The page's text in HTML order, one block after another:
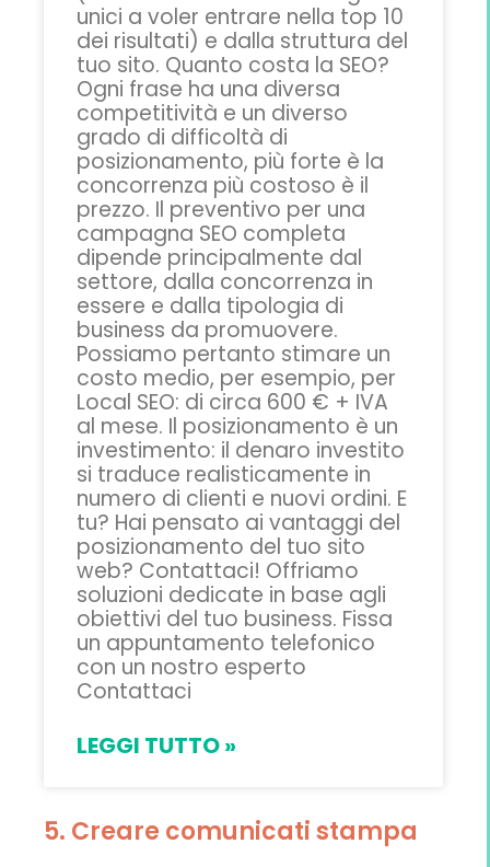
unici a voler entrare nella top 10
dei risultati) e dalla struttura del
tuo sito. Quanto costa la SEO?
Ogni frase ha una diversa
competitività e un diverso
grado di difficoltà di
posizionamento, più forte è la
concorrenza più costoso è il
prezzo. Il preventivo per una
campagna SEO completa
dipende principalmente dal
settore, dalla concorrenza in
essere e dalla tipologia di
business da promuovere.
Possiamo pertanto stimare un
costo medio, per esempio, per
Local SEO: di circa 600 € + IVA
al mese. Il posizionamento è un
investimento: il denaro investito
si traduce realisticamente in
numero di clienti e nuovi ordini. E
tu? Hai pensato ai vantaggi del
posizionamento del tuo sito
web? Contattaci! Offriamo
soluzioni dedicate in base agli
obiettivi del tuo business. Fissa
un appuntamento telefonico
con un nostro esperto
Contattaci
LEGGI TUTTO »
5. Creare comunicati stampa